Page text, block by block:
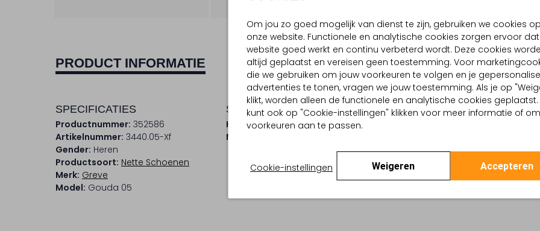
Om jou zo goed mogelijk van dienst te zijn, gebruiken we cookies op
onze website. Functionele en analytische cookies zorgen ervoor
website goed werkt en continu verbeterd wordt. Deze cookies
altijd geplaatst en vereisen geen toestemming. Voor
die we gebruiken om jouw voorkeuren te volgen en je
advertenties te tonen, vragen we jouw toestemming. Als je op
klikt, worden alleen de functionele en analytische cookies geplaatst.
kunt ook op "Cookie-instellingen" klikken voor meer informatie of
voorkeuren aan te passen.
Cookie-instellingen Weigeren Accepteren
PRODUCT INFORMATIE BEZORGEN & RETOURNEREN
SPECIFICATIES
Productnummer: 352586
Artikelnummer: 3440.05-Xf
Gender: Heren
Productsoort: Nette Schoenen
Merk: Greve
Model: Gouda 05
SAMENSTELLING & PASVORM
Kleur: Cognac
Materiaal buitenkant: